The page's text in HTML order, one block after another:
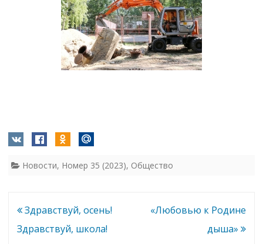
Новости, Номер 35 (2023), Общество
Навигация
по
Здравствуй, осень!
Здравствуй, школа!
«Любовью к Родине
дыша»